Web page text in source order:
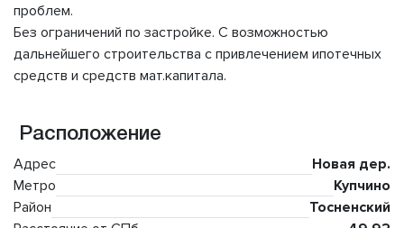
проблем.
Без ограничений по застройке. С возможностью
дальнейшего строительства с привлечением ипотечных
средств и средств мат.капитала.
Расположение
Адрес
Новая дер.
Метро
Купчино
Район
Тосненский